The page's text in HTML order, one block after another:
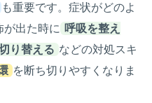
も重要です。症状がどのよ
が出た時に 呼吸を整え
り替える などの対処スキ
を断ち切りやすくなりま